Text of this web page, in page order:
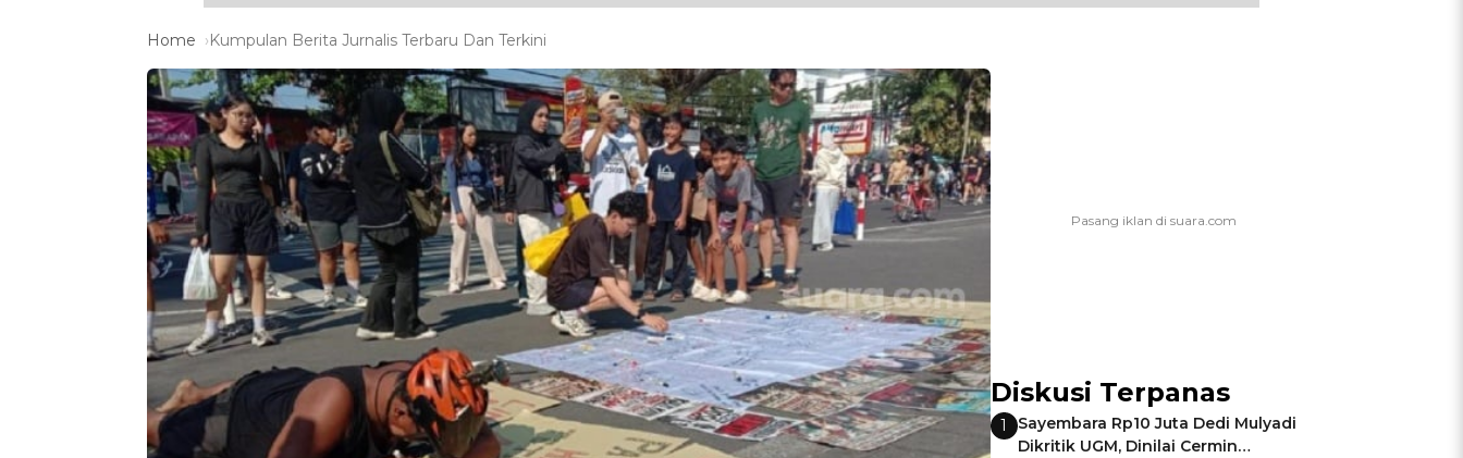
Home Kumpulan Berita Jurnalis Terbaru Dan Terkini
Diskusi Terpanas
1
Sayembara Rp10 Juta Dedi Mulyadi
Dikritik UGM, Dinilai Cermin